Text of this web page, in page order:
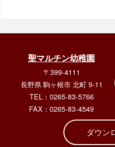
聖マルチン幼稚園
〒399-4111
長野県 駒ヶ根市 北町 9-11
TEL：0265-83-5766
FAX：0265-83-4549
ダウン